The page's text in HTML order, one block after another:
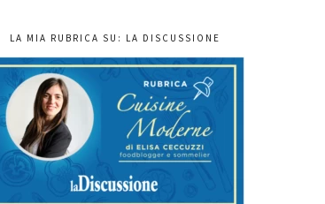
LA MIA RUBRICA SU: LA DISCUSSIONE